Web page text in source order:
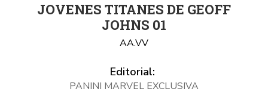
JOVENES TITANES DE GEOFF
JOHNS 01
AA.VV
Editorial:
PANINI MARVEL EXCLUSIVA